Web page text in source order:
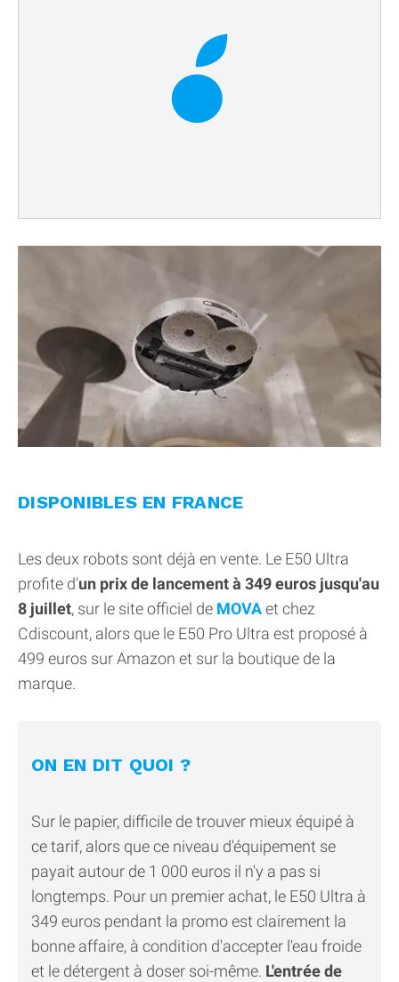
DISPONIBLES EN FRANCE
Les deux robots sont déjà en vente. Le E50 Ultra
profite d'un prix de lancement à 349 euros jusqu'au
8 juillet, sur le site officiel de MOVAet chez
Cdiscount, alors que le E50 Pro Ultra est proposé à
499 euros sur Amazon et sur la boutique de la
marque.
ON EN DIT QUOI ?
Sur le papier, difficile de trouver mieux équipé à
ce tarif, alors que ce niveau d'équipement se
payait autour de 1 000 euros il n'y a pas si
longtemps. Pour un premier achat, le E50 Ultra à
349 euros pendant la promo est clairement la
bonne affaire, à condition d'accepter l'eau froide
et le détergent à doser soi-même. L'entrée de